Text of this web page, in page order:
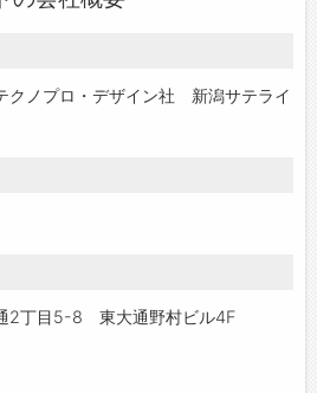
ノプロ・デザイン社 新潟サテライ
2丁目5-8 東大通野村ビル4F